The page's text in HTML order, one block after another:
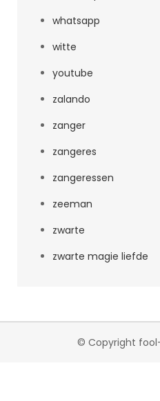
whatsapp
witte
youtube
zalando
zanger
zangeres
zangeressen
zeeman
zwarte
zwarte magie liefde
© Copyright